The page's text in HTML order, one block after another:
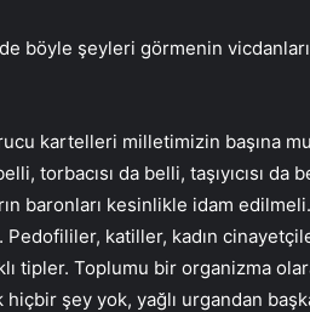
böyle şeyleri görmenin vicdanları
kartelleri milletimizin başına
torbacısı da belli, taşıyıcısı da
baronları kesinlikle idam
Pedofililer, katiller, kadın
tipler. Toplumu bir organizma
şey yok, yağlı urgandan